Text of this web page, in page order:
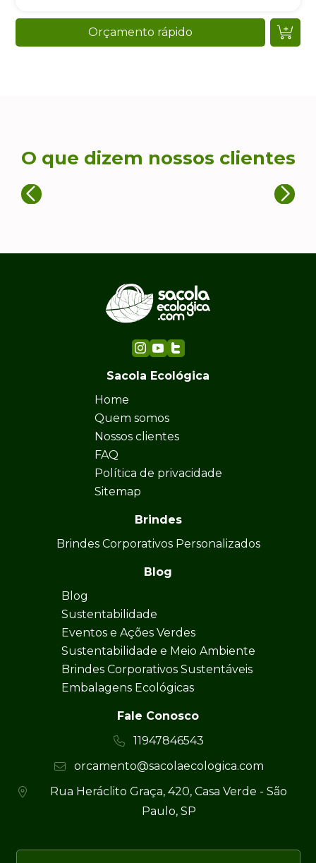
Orçamento rápido
O que dizem nossos clientes
Sacola Ecológica
Home
Quem somos
Nossos clientes
FAQ
Política de privacidade
Sitemap
Brindes
Brindes Corporativos Personalizados
Blog
Blog
Sustentabilidade
Eventos e Ações Verdes
Sustentabilidade e Meio Ambiente
Brindes Corporativos Sustentáveis
Embalagens Ecológicas
Fale Conosco
11947846543
orcamento@sacolaecologica.com
Rua Heráclito Graça, 420, Casa Verde - São
Paulo, SP